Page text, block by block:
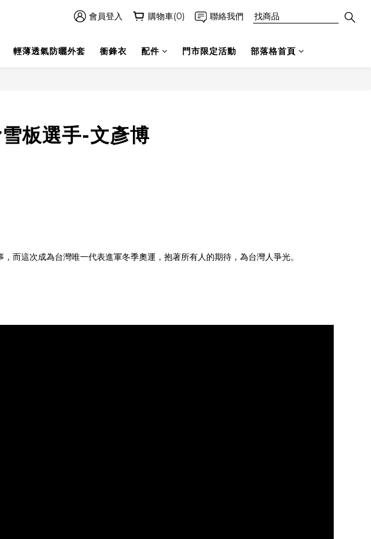
會員登入 購物車(0) 聯絡我們
輕薄透氣防曬外套 衝鋒衣 配件 門市限定活動 部落格首頁
板選手-文彥博
而這次成為台灣唯一代表進軍冬季奧運，抱著所有人的期待，為台灣人爭光。